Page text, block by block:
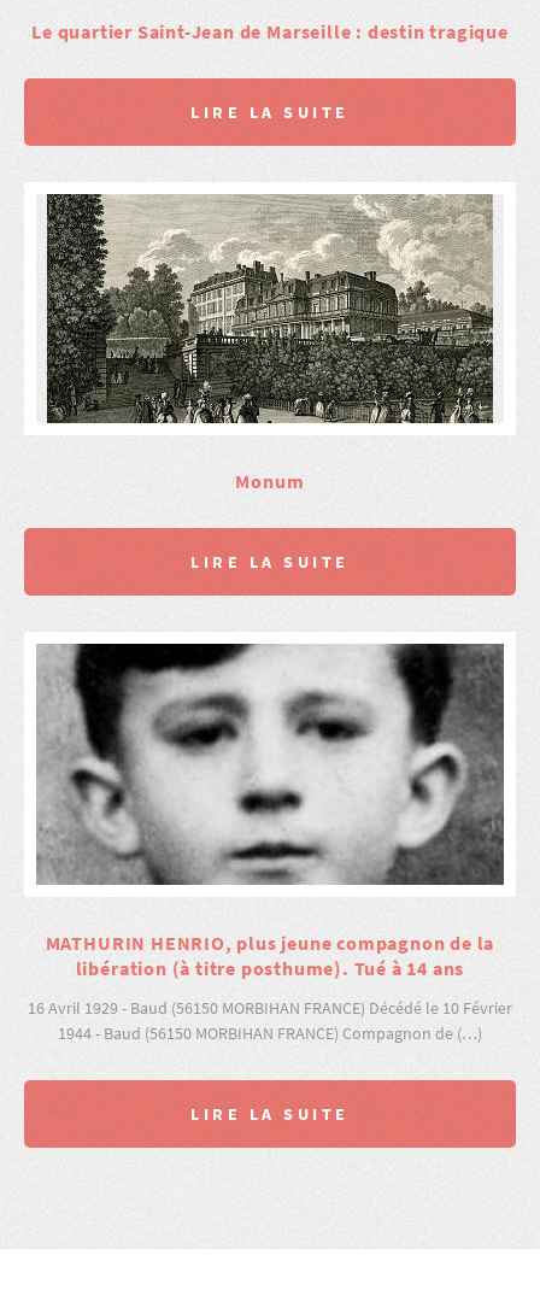
Le quartier Saint-Jean de Marseille : destin tragique
LIRE LA SUITE
Monum
LIRE LA SUITE
MATHURIN HENRIO, plus jeune compagnon de la
libération (à titre posthume). Tué à 14 ans
16 Avril 1929 - Baud (56150 MORBIHAN FRANCE) Décédé le 10 Février
1944 - Baud (56150 MORBIHAN FRANCE) Compagnon de (…)
LIRE LA SUITE